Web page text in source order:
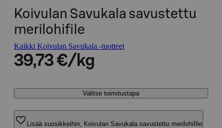
Koivulan Savukala savustettu
merilohifile
Kaikki Koivulan Savukala -tuotteet
39,73 €/kg
Valitse toimitustapa
Lisää suosikkeihin, Koivulan Savukala savustettu merilohifile